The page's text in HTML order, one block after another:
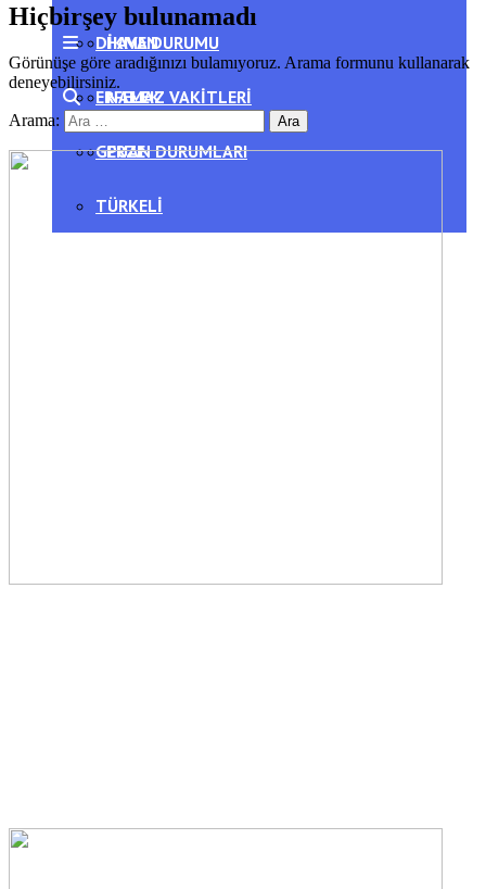
DIKMEN
ERFELEK
GERZE
TÜRKELI
HAVA DURUMU
NAMAZ VAKITLERI
PUAN DURUMLARI
Hiçbirşey bulunamadı
Görünüşe göre aradığınızı bulamıyoruz. Arama formunu kullanarak
deneyebilirsiniz.
Arama: